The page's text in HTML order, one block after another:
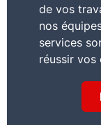
de vos
nos
services
réussir vos